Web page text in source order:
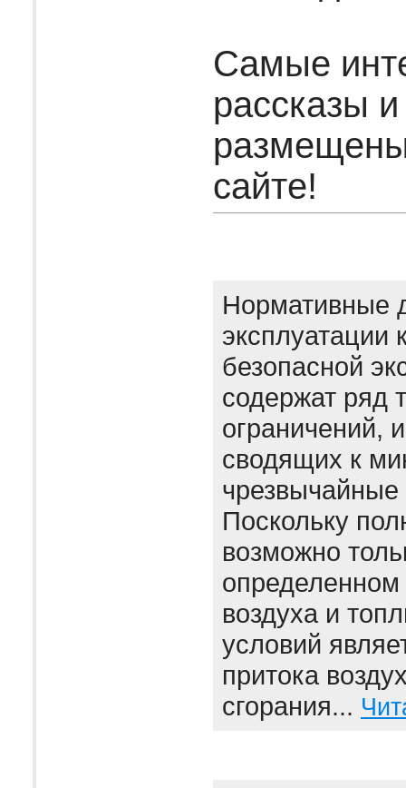
Самые
рассказы и
сайте!
Нормативные
эксплуатации
безопасной
содержат ряд
ограничений,
сводящих к
чрезвычайные
Поскольку
возможно
воздуха и
условий
притока
сгорания...